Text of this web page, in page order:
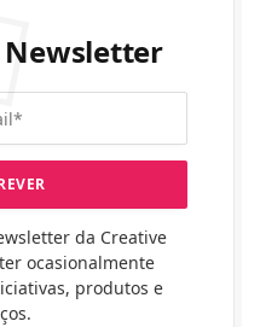
Newsletter
da Creative
ocasionalmente
produtos e